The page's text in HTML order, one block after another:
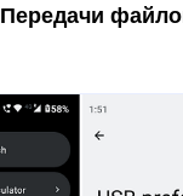
Передачи